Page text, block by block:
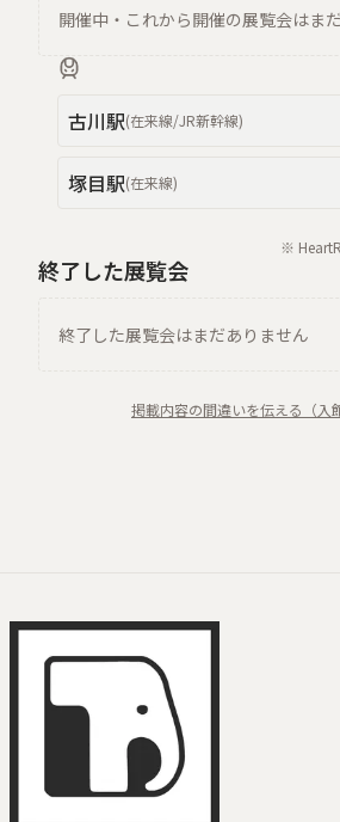
開催中・これから開催の展覧会はま
古川駅(在来線/JR新幹線)
塚目駅(在来線)
※
終了した展覧会
終了した展覧会はまだありません
掲載内容の間違いを伝える（入